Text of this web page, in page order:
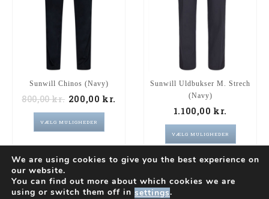
Sunwill Chinos (Navy)
800,00kr. 200,00 kr.
VÆLG MULIGHEDER
Sunwill Uldbukser M. Strech
(Navy)
1.100,00kr.
VÆLG MULIGHEDER
We are using cookies to give you the best experience on
our website.
You can find out more about which cookies we are
using or switch them off in settings.